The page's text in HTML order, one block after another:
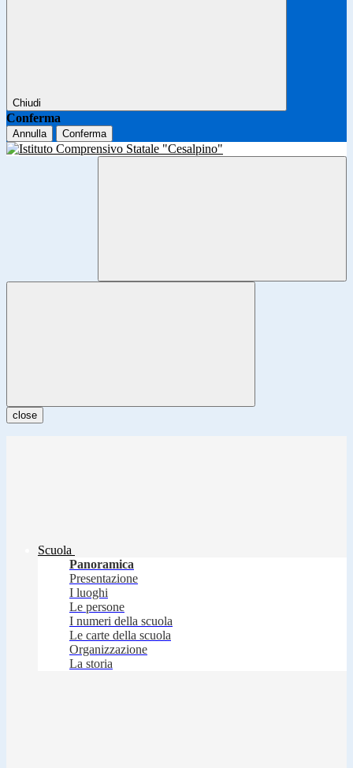
Chiudi
Conferma
Annulla Conferma
close
Scuola
Panoramica
Presentazione
I luoghi
Le persone
I numeri della scuola
Le carte della scuola
Organizzazione
La storia